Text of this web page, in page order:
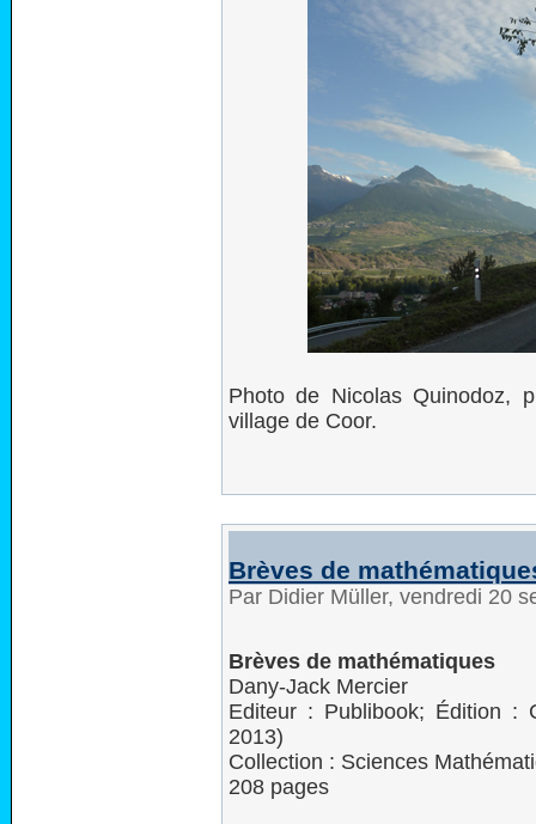
Photo de Nicolas Quinodoz,
village de Coor.
Brèves de
Par Didier Müller, vendredi 20
Brèves de mathématiques
Dany-Jack Mercier
Editeur : Publibook; Édition :
2013)
Collection : Sciences
208 pages